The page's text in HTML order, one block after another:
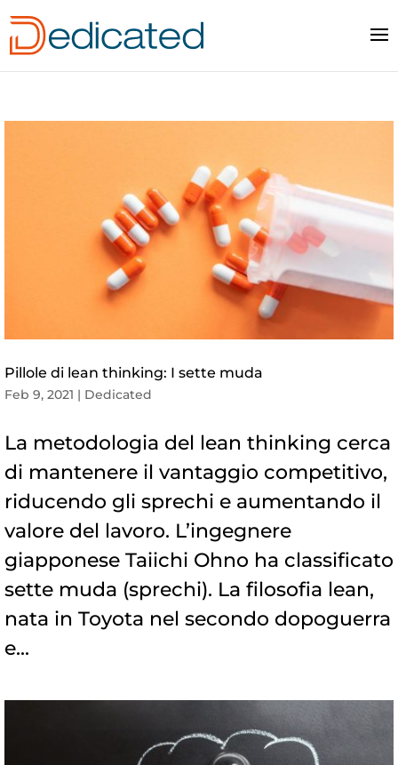
Pillole di lean thinking: I sette muda
Feb 9, 2021 | Dedicated
La metodologia del lean thinking cerca
di mantenere il vantaggio competitivo,
riducendo gli sprechi e aumentando il
valore del lavoro. L’ingegnere
giapponese Taiichi Ohno ha classificato
sette muda (sprechi). La filosofia lean,
nata in Toyota nel secondo dopoguerra
e...